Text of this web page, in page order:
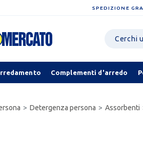
SPEDIZIONE
Complementi d'arredo
Detergenza persona Assorbenti